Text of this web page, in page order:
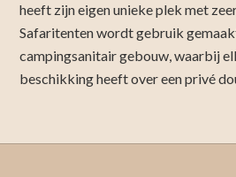
heeft zijn eigen unieke plek met
Safaritenten wordt gebruik
campingsanitair gebouw, waarbij
beschikking heeft over een privé